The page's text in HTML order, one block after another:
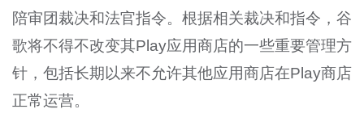
陪审团裁决和法官指令。根据相关裁决和指令，谷
歌将不得不改变其Play应用商店的一些重要管理方
针，包括长期以来不允许其他应用商店在Play商店
正常运营。